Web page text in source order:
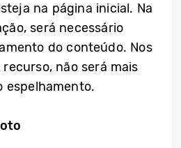
na página inicial. Na
será necessário
do conteúdo. Nos
não será mais
espelhamento.